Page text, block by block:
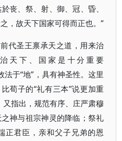
丧、祭、射、御、冠、昏、
，故天下国家可得而正也。”
代圣王禀承天之道，用来治
天下、国家是十分重要
法于“地”，具有神圣性。这里
荀子的“礼有三本”说更加重
指出，规范有序、庄严肃穆
神与祖宗神灵的降临；祭礼
正君臣，亲和父子兄弟的恩